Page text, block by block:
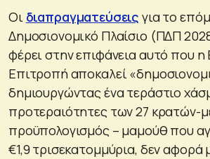
Οι διαπραγματεύσεις για το
Δημοσιονομικό Πλαίσιο (ΠΔΠ
φέρει στην επιφάνεια αυτό που
Επιτροπή αποκαλεί
δημιουργώντας ένα τεράστιο
προτεραιότητες των 27 κρατών-
προϋπολογισμός – μαμούθ που
€1,9 τρισεκατομμύρια, δεν